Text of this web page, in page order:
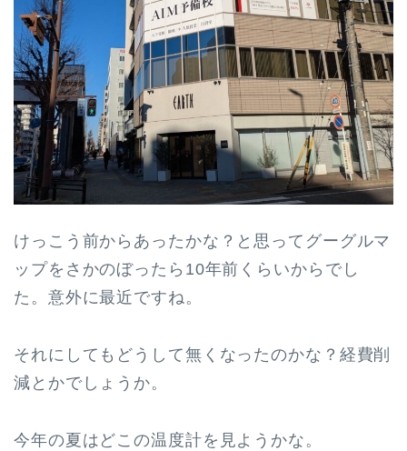
けっこう前からあったかな？と思ってグーグルマ
ップをさかのぼったら10年前くらいからでし
た。意外に最近ですね。
それにしてもどうして無くなったのかな？経費削
減とかでしょうか。
今年の夏はどこの温度計を見ようかな。